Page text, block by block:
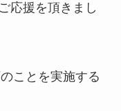
応援を頂きまし
ことを実施する